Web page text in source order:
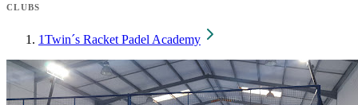
CLUBS
1Twin´s Racket Padel Academy